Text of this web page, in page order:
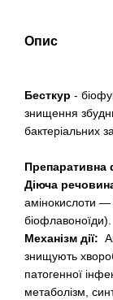
Опис
Бесткур -
знищення
бактеріальних
Препаративна
Діюча
амінокислоти —
біофлавоноїди).
Механізм дії:
знищують
патогенної
метаболізм,